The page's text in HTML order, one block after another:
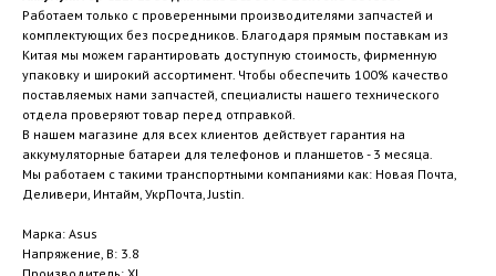
Работаем только с проверенными производителями запчастей и
комплектующих без посредников. Благодаря прямым поставкам из
Китая мы можем гарантировать доступную стоимость, фирменную
упаковку и широкий ассортимент. Чтобы обеспечить 100% качество
поставляемых нами запчастей, специалисты нашего технического
отдела проверяют товар перед отправкой.
В нашем магазине для всех клиентов действует гарантия на
аккумуляторные батареи для телефонов и планшетов - 3 месяца.
Мы работаем с такими транспортными компаниями как: Новая Почта,
Деливери, Интайм, УкрПочта, Justin.
Марка: Asus
Напряжение, В: 3.8
Производитель: XL